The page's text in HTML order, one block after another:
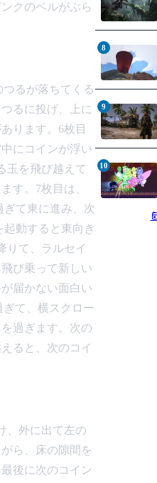
クのベルがぶら
るが落ちてくる
るに投げ、上に
ります。6枚目
にコインが浮い
玉を飛び越えて
す。7枚目は、
て東に進み、次
動すると東向き
りて、ラルセイ
び乗って新しい
届かない面白い
ぎて、横スクロー
過ぎます。次の
ると、次のコイ
、外に出て左の
ら、床の隙間を
後に次のコイン
8
9
10